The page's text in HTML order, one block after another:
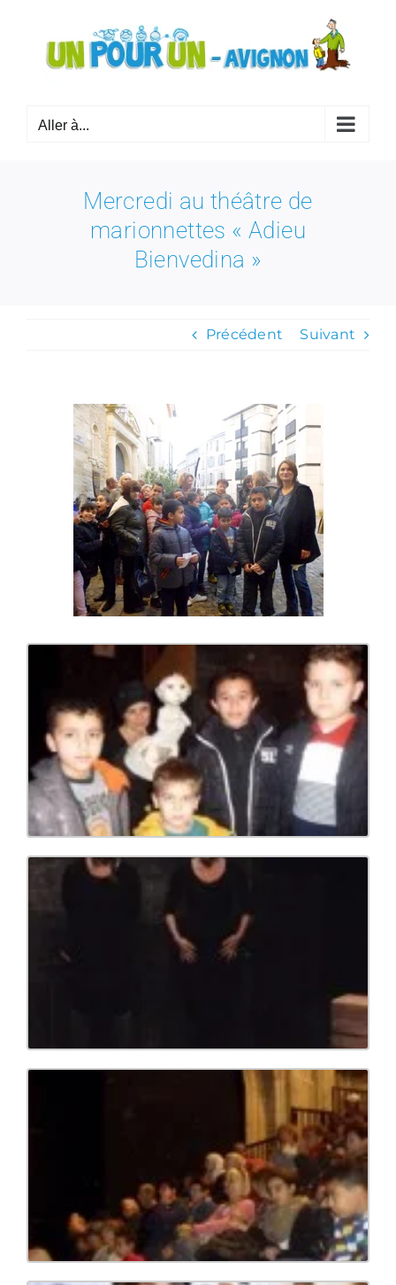
contenu
Aller à...
Mercredi au théâtre de
marionnettes « Adieu
Bienvedina »
Précédent Suivant
l'image
agrandie